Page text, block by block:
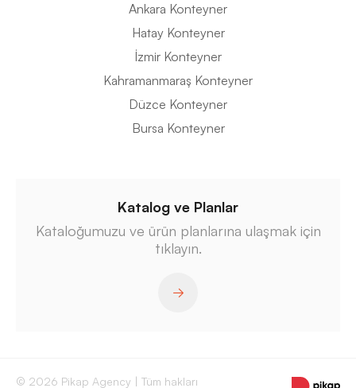
Ankara Konteyner
Hatay Konteyner
İzmir Konteyner
Kahramanmaraş Konteyner
Düzce Konteyner
Bursa Konteyner
Katalog ve Planlar
Kataloğumuzu ve ürün planlarına ulaşmak için
tıklayın.
© 2026 Pikap Agency | Tüm hakları